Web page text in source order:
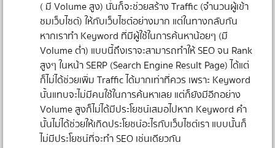
( มี Volume สูง) นั่นก็จะช่วยสร้าง Traffic (จำนวนผู้เข้า
ชมเว็บไซต์) ให้กับเว็บไซต์อย่างมาก แต่ในทางกลับกัน
หากเราทำ Keyword ที่มีผู้ใช้ในการค้นหาน้อยๆ (มี
Volume ต่ำ) แบบนี้ถึงเราจะสามารถทำให้ SEO จน Rank
สูงๆ ในหน้า SERP (Search Engine Result Page) ได้แต่
ก็ไม่ได้ช่วยเพิ่ม Traffic ได้มากเท่าที่ควร เพราะ Keyword
นั้นแทบจะไม่มีคนใช้ในการค้นหาเลย แต่ก็ยังมีอีกอย่าง
Volume สูงก็ไม่ได้มีประโยชน์เสมอไปหาก Keyword คำ
นั้นไม่ได้ช่วยให้เกิดประโยชน์อะไรกับเว็บไซต์เรา แบบนั้นก็
ไม่มีประโยชน์ที่จะทำ SEO เช่นเดียวกัน